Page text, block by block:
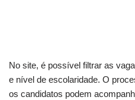
No site, é possível filtrar as
e nível de escolaridade. O
os candidatos podem